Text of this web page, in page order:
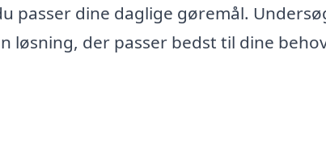
passer dine daglige gøremål.
der passer bedst til dine